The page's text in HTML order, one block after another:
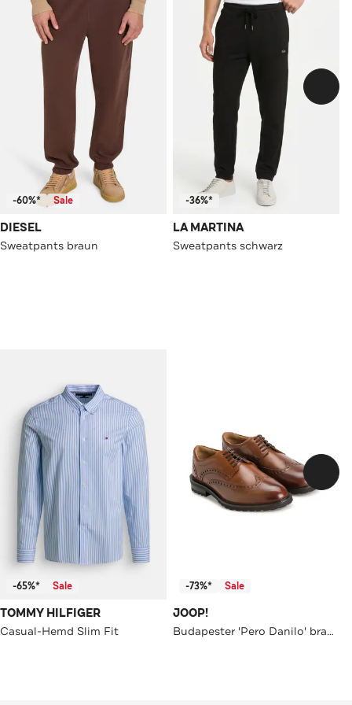
-60%* Sale
DIESEL
Sweatpants braun
-36%*
LA MARTINA
Sweatpants schwarz
-65%* Sale
TOMMY HILFIGER
Casual-Hemd Slim Fit
-73%* Sale
JOOP!
Budapester 'Pero Danilo' braun